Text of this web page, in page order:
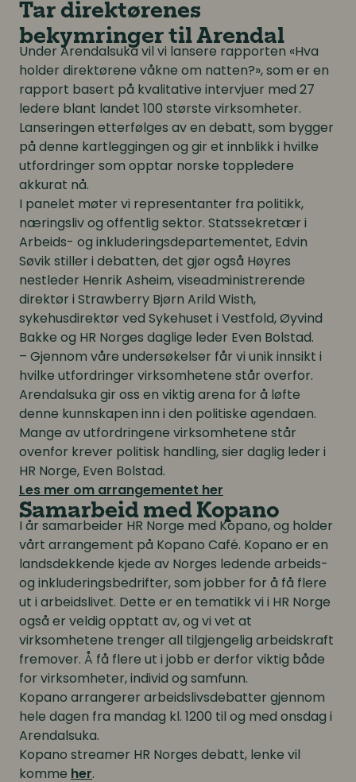
Tar direktørenes
bekymringer til Arendal
Under Arendalsuka vil vi lansere rapporten «Hva
holder direktørene våkne om natten?», som er en
rapport basert på kvalitative intervjuer med 27
ledere blant landet 100 største virksomheter.
Lanseringen etterfølges av en debatt, som bygger
på denne kartleggingen og gir et innblikk i hvilke
utfordringer som opptar norske toppledere
akkurat nå.
I panelet møter vi representanter fra politikk,
næringsliv og offentlig sektor. Statssekretær i
Arbeids- og inkluderingsdepartementet, Edvin
Søvik stiller i debatten, det gjør også Høyres
nestleder Henrik Asheim, viseadministrerende
direktør i Strawberry Bjørn Arild Wisth,
sykehusdirektør ved Sykehuset i Vestfold, Øyvind
Bakke og HR Norges daglige leder Even Bolstad.
– Gjennom våre undersøkelser får vi unik innsikt i
hvilke utfordringer virksomhetene står overfor.
Arendalsuka gir oss en viktig arena for å løfte
denne kunnskapen inn i den politiske agendaen.
Mange av utfordringene virksomhetene står
ovenfor krever politisk handling, sier daglig leder i
HR Norge, Even Bolstad.
Les mer om arrangementet her
Samarbeid med Kopano
I år samarbeider HR Norge med Kopano, og holder
vårt arrangement på Kopano Café. Kopano er en
landsdekkende kjede av Norges ledende arbeids-
og inkluderingsbedrifter, som jobber for å få flere
ut i arbeidslivet. Dette er en tematikk vi i HR Norge
også er veldig opptatt av, og vi vet at
virksomhetene trenger all tilgjengelig arbeidskraft
fremover. Å få flere ut i jobb er derfor viktig både
for virksomheter, individ og samfunn.
Kopano arrangerer arbeidslivsdebatter gjennom
hele dagen fra mandag kl. 1200 til og med onsdag i
Arendalsuka.
Kopano streamer HR Norges debatt, lenke vil
komme her.